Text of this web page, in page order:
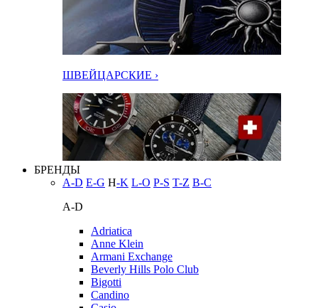
ШВЕЙЦАРСКИЕ ›
БРЕНДЫ
A-D E-G H-K L-O P-S T-Z В-С
A-D
Adriatica
Anne Klein
Armani Exchange
Beverly Hills Polo Club
Bigotti
Candino